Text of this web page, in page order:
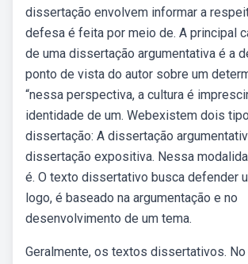
dissertação envolvem informar a
defesa é feita por meio de. A principal
de uma dissertação argumentativa é a
ponto de vista do autor sobre um
“nessa perspectiva, a cultura é
identidade de um. Webexistem dois
dissertação: A dissertação
dissertação expositiva. Nessa
é. O texto dissertativo busca defender
logo, é baseado na argumentação e no
desenvolvimento de um tema.
Geralmente, os textos dissertativos. No